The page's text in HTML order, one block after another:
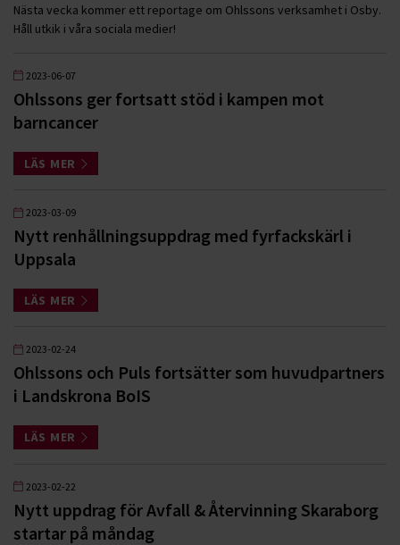
Nästa vecka kommer ett reportage om Ohlssons verksamhet i Osby.
Håll utkik i våra sociala medier!
2023-06-07
Ohlssons ger fortsatt stöd i kampen mot
barncancer
LÄS MER
2023-03-09
Nytt renhållningsuppdrag med fyrfackskärl i
Uppsala
LÄS MER
2023-02-24
Ohlssons och Puls fortsätter som huvudpartners
i Landskrona BoIS
LÄS MER
2023-02-22
Nytt uppdrag för Avfall & Återvinning Skaraborg
startar på måndag